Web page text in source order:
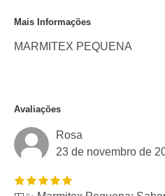
Mais Informações
MARMITEX PEQUENA
Avaliações
Rosa
23 de novembro de